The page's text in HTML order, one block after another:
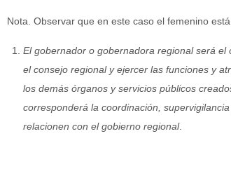
Nota. Observar que en este caso el femenino
El gobernador o gobernadora regional será
el consejo regional y ejercer las funciones y
los demás órganos y servicios públicos
corresponderá la coordinación,
relacionen con el gobierno regional.